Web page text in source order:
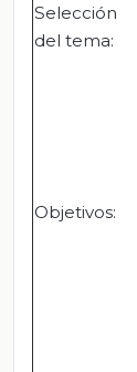
Selección
del tema:
Objetivos: